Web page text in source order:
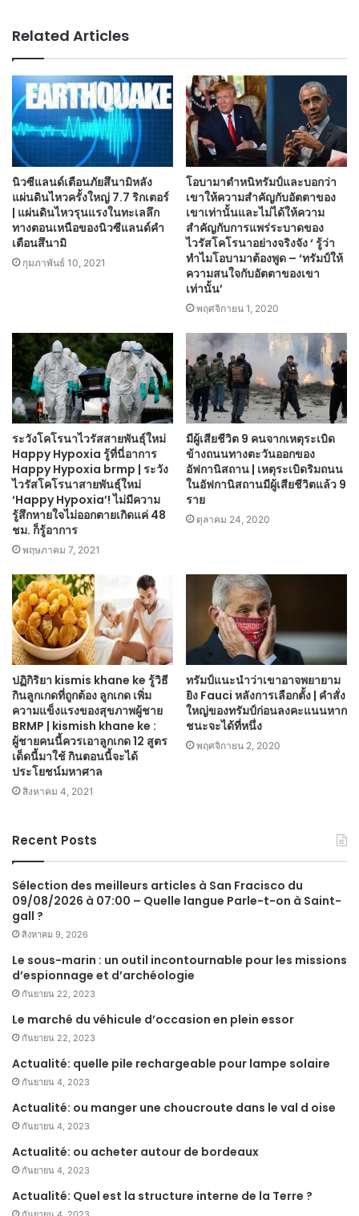
Related Articles
นิวซีแลนด์เตือนภัยสึนามิหลัง
แผ่นดินไหวครั้งใหญ่ 7.7 ริกเตอร์
| แผ่นดินไหวรุนแรงในทะเลลึก
ทางตอนเหนือของนิวซีแลนด์คำ
เตือนสึนามิ
กุมภาพันธ์ 10, 2021
โอบามาตำหนิทรัมป์และบอกว่า
เขาให้ความสำคัญกับอัตตาของ
เขาเท่านั้นและไม่ได้ให้ความ
สำคัญกับการแพร่ระบาดของ
ไวรัสโคโรนาอย่างจริงจัง ‘ รู้ว่า
ทำไมโอบามาต้องพูด – ‘ทรัมป์ให้
ความสนใจกับอัตตาของเขา
เท่านั้น’
พฤศจิกายน 1, 2020
ระวังโคโรนาไวรัสสายพันธุ์ใหม่
Happy Hypoxia รู้ที่นี่อาการ
Happy Hypoxia brmp | ระวัง
ไวรัสโคโรนาสายพันธุ์ใหม่
‘Happy Hypoxia’! ไม่มีความ
รู้สึกหายใจไม่ออกตายเกิดแค่ 48
ชม. ก็รู้อาการ
พฤษภาคม 7, 2021
มีผู้เสียชีวิต 9 คนจากเหตุระเบิด
ข้างถนนทางตะวันออกของ
อัฟกานิสถาน | เหตุระเบิดริมถนน
ในอัฟกานิสถานมีผู้เสียชีวิตแล้ว 9
ราย
ตุลาคม 24, 2020
ปฏิกิริยา kismis khane ke รู้วิธี
กินลูกเกดที่ถูกต้อง ลูกเกด เพิ่ม
ความแข็งแรงของสุขภาพผู้ชาย
BRMP | kismish khane ke :
ผู้ชายคนนี้ควรเอาลูกเกด 12 สูตร
เด็ดนี้มาใช้ กินตอนนี้จะได้
ประโยชน์มหาศาล
สิงหาคม 4, 2021
ทรัมป์แนะนำว่าเขาอาจพยายาม
ยิง Fauci หลังการเลือกตั้ง | คำสั่ง
ใหญ่ของทรัมป์ก่อนลงคะแนนหาก
ชนะจะได้ที่หนึ่ง
พฤศจิกายน 2, 2020
Recent Posts
Sélection des meilleurs articles à San Fracisco du
09/08/2026 à 07:00 – Quelle langue Parle-t-on à Saint-
gall ?
สิงหาคม 9, 2026
Le sous-marin : un outil incontournable pour les missions
d’espionnage et d’archéologie
กันยายน 22, 2023
Le marché du véhicule d’occasion en plein essor
กันยายน 22, 2023
Actualité: quelle pile rechargeable pour lampe solaire
กันยายน 4, 2023
Actualité: ou manger une choucroute dans le val d oise
กันยายน 4, 2023
Actualité: ou acheter autour de bordeaux
กันยายน 4, 2023
Actualité: Quel est la structure interne de la Terre ?